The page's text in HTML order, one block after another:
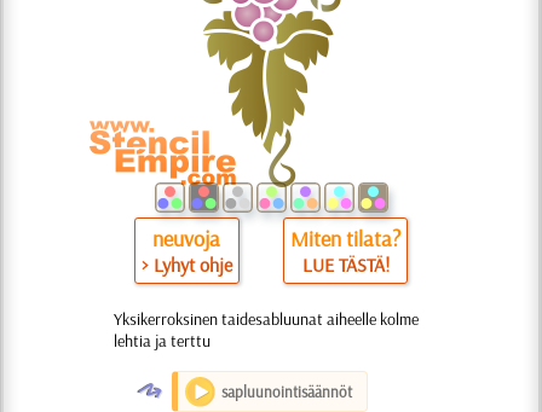
neuvoja
> Lyhyt ohje
Miten tilata?
LUE TÄSTÄ!
Yksikerroksinen taidesabluunat aiheelle kolme
lehtia ja terttu
O sapluunointisäännöt